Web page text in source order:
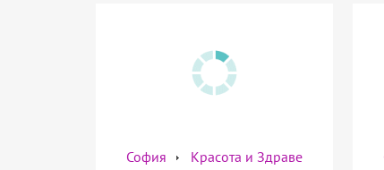
София Красота и Здраве